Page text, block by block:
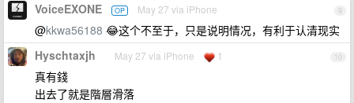
9
VoiceEXONE OP May 27 via iPhone
@kkwa56188 😂这个不至于，只是说明情况，有利于认清现实
10
Hyschtaxjh May 27 via iPhone 1
真有錢
出去了就是階層滑落